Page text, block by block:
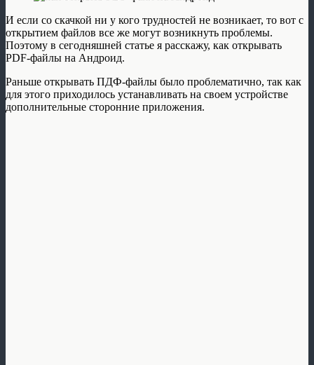
И если со скачкой ни у кого трудностей не возникает, то вот с
открытием файлов все же могут возникнуть проблемы.
Поэтому в сегодняшней статье я расскажу, как открывать
PDF-файлы на Андроид.
Раньше открывать ПДФ-файлы было проблематично, так как
для этого приходилось устанавливать на своем устройстве
дополнительные сторонние приложения.